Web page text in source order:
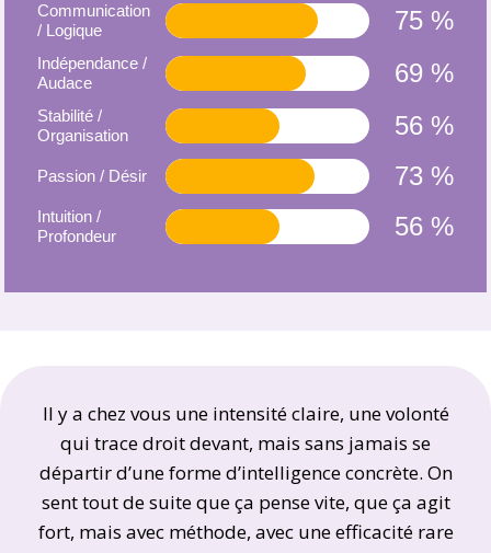
Communication
/ Logique
75 %
Indépendance /
Audace
69 %
Stabilité /
Organisation
56 %
Passion / Désir 73 %
Intuition /
Profondeur
56 %
Il y a chez vous une intensité claire, une volonté
qui trace droit devant, mais sans jamais se
départir d’une forme d’intelligence concrète. On
sent tout de suite que ça pense vite, que ça agit
fort, mais avec méthode, avec une efficacité rare